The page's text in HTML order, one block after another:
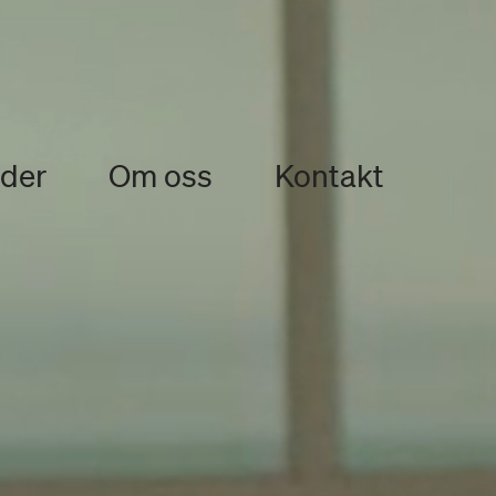
Om oss Kontakt